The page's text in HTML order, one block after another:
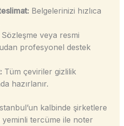
Belgelerinizi hızlıca
veya resmi
profesyonel destek
Tüm çeviriler gizlilik
hazırlanır.
kalbinde şirketlere
tercüme ile noter